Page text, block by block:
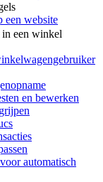
een website
een winkel
en bewerken
automatisch